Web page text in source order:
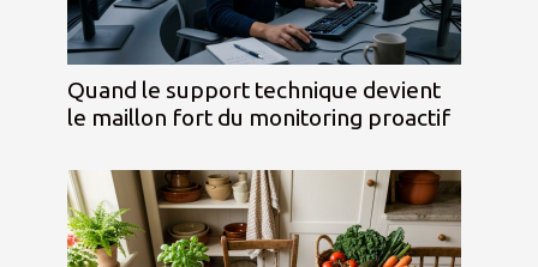
Quand le support technique devient
le maillon fort du monitoring proactif